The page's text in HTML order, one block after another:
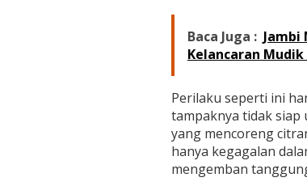
Baca Juga : Jambi
Kelancaran
Perilaku seperti ini
tampaknya tidak
yang mencoreng
hanya kegagalan
mengemban